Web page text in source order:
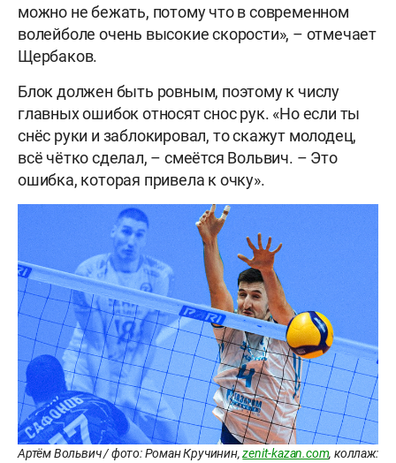
можно не бежать, потому что в современном
волейболе очень высокие скорости», – отмечает
Щербаков.
Блок должен быть ровным, поэтому к числу
главных ошибок относят снос рук. «Но если ты
снёс руки и заблокировал, то скажут молодец,
всё чётко сделал, – смеётся Вольвич. – Это
ошибка, которая привела к очку».
Артём Вольвич / фото: Роман Кручинин,zenit-kazan.com, коллаж: